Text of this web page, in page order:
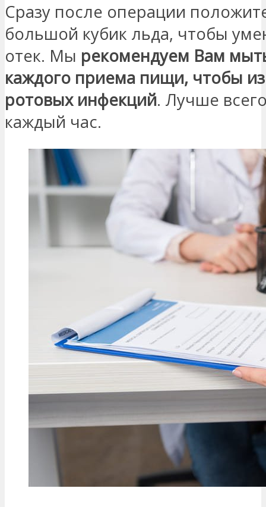
Сразу после операции
большой кубик льда, чтобы
отек. Мы рекомендуем Вам
каждого приема пищи, чтобы
ротовых инфекций. Лучше
каждый час.